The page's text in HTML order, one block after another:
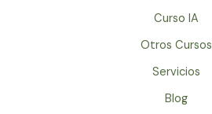
Curso IA
Otros Cursos
Servicios
Blog